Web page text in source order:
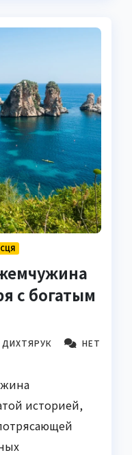
с богатым
НЕТ
историей,